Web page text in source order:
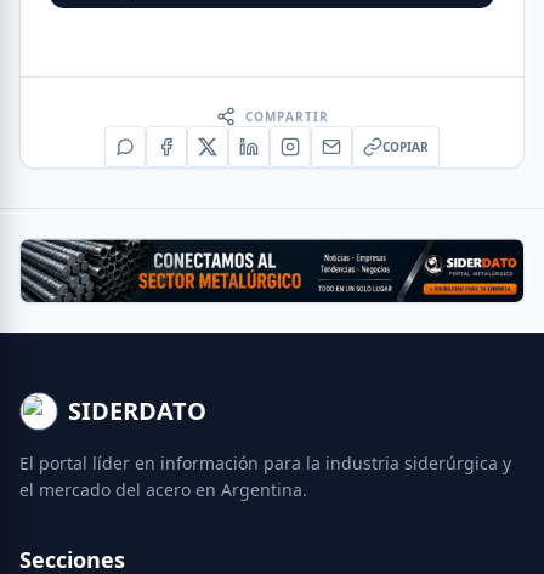
COMPARTIR
COPIAR
SIDERDATO
El portal líder en información para la industria siderúrgica y
el mercado del acero en Argentina.
Secciones